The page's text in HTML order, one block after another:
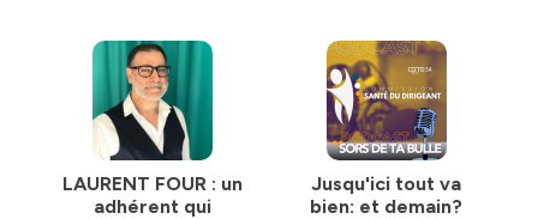
LAURENT FOUR : un
adhérent qui
Jusqu'ici tout va
bien: et demain?